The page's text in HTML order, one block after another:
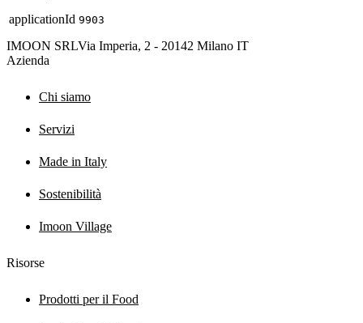
applicationId 9903
IMOON SRLVia Imperia, 2 - 20142 Milano IT
Azienda
Chi siamo
Servizi
Made in Italy
Sostenibilità
Imoon Village
Risorse
Prodotti per il Food